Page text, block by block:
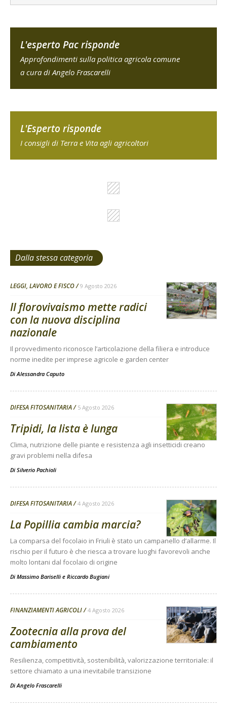
L'esperto Pac risponde
Approfondimenti sulla politica agricola comune
a cura di Angelo Frascarelli
L'Esperto risponde
I consigli di Terra e Vita agli agricoltori
Dalla stessa categoria
LEGGI, LAVORO E FISCO 9 Agosto 2026
Il florovivaismo mette radici
con la nuova disciplina
nazionale
Il provvedimento riconosce l’articolazione della filiera e introduce
norme inedite per imprese agricole e garden center
DiAlessandra Caputo
DIFESA FITOSANITARIA 5 Agosto 2026
Tripidi, la lista è lunga
Clima, nutrizione delle piante e resistenza agli insetticidi creano
gravi problemi nella difesa
Di Silverio Pachioli
DIFESA FITOSANITARIA 4 Agosto 2026
La Popillia cambia marcia?
La comparsa del focolaio in Friuli è stato un campanello d’allarme. Il
rischio per il futuro è che riesca a trovare luoghi favorevoli anche
molto lontani dal focolaio di origine
Di Massimo Bariselli e Riccardo Bugiani
FINANZIAMENTI AGRICOLI 4 Agosto 2026
Zootecnia alla prova del
cambiamento
Resilienza, competitività, sostenibilità, valorizzazione territoriale: il
settore chiamato a una inevitabile transizione
DiAngelo Frascarelli